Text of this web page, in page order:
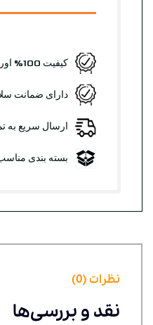
کیفیت 100% اورجینال و اصلی
دارای ضمانت
ارسال سریع به
بسته بندی
نظرات (0)
نقد و بررسی‌ها